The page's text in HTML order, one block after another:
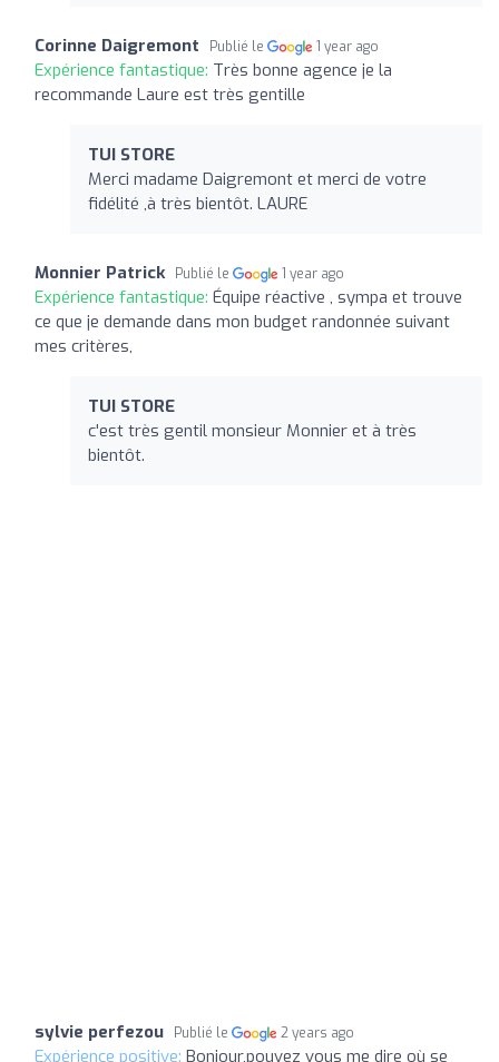
Corinne Daigremont Publié le 1 year ago
Expérience fantastique: Très bonne agence je la
recommande Laure est très gentille
TUI STORE
Merci madame Daigremont et merci de votre
fidélité ,à très bientôt. LAURE
Monnier Patrick Publié le 1 year ago
Expérience fantastique: Équipe réactive , sympa et trouve
ce que je demande dans mon budget randonnée suivant
mes critères,
TUI STORE
c'est très gentil monsieur Monnier et à très
bientôt.
sylvie perfezou Publié le 2 years ago
Expérience positive: Bonjour,pouvez vous me dire où se